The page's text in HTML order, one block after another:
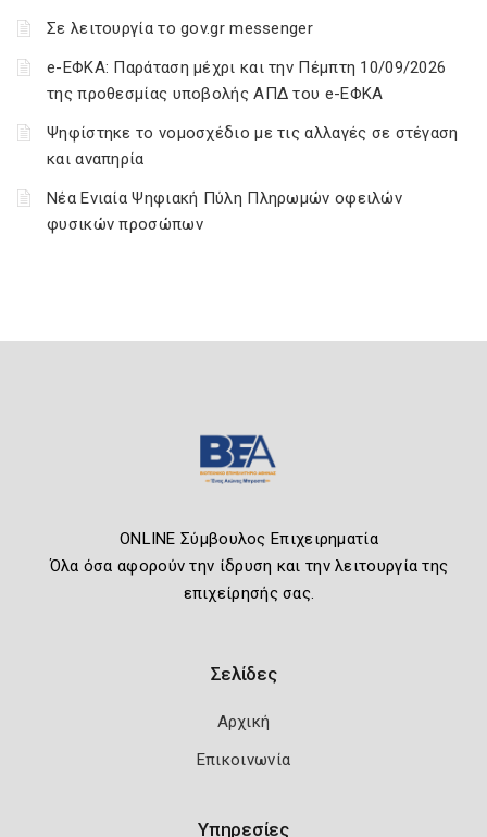
Σε λειτουργία το gov.gr messenger
e-ΕΦΚΑ: Παράταση μέχρι και την Πέμπτη 10/09/2026
της προθεσμίας υποβολής ΑΠΔ του e-ΕΦΚΑ
Ψηφίστηκε το νομοσχέδιο με τις αλλαγές σε στέγαση
και αναπηρία
Νέα Ενιαία Ψηφιακή Πύλη Πληρωμών οφειλών
φυσικών προσώπων
ONLINE Σύμβουλος Επιχειρηματία
Όλα όσα αφορούν την ίδρυση και την λειτουργία της
επιχείρησής σας.
Σελίδες
Αρχική
Επικοινωνία
Υπηρεσίες